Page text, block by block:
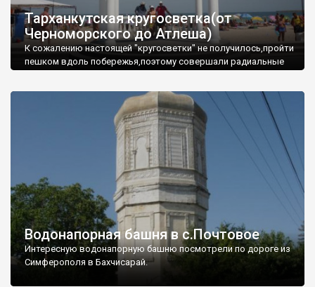
Тарханкутская кругосветка(от
Черноморского до Атлеша)
К сожалению настоящей "кругосветки" не получилось,пройти
пешком вдоль побережья,поэтому совершали радиальные
Водонапорная башня в с.Почтовое
Интересную водонапорную башню посмотрели по дороге из
Симферополя в Бахчисарай.